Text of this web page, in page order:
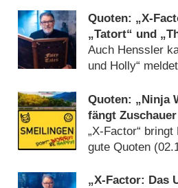
Quoten: „X-
„Tatort“ und
Auch Henssler
und Holly“
Quoten: „Ninja
fängt
Start kein
„X-Factor“ bringt
gute Quoten (
„X-Factor: Das